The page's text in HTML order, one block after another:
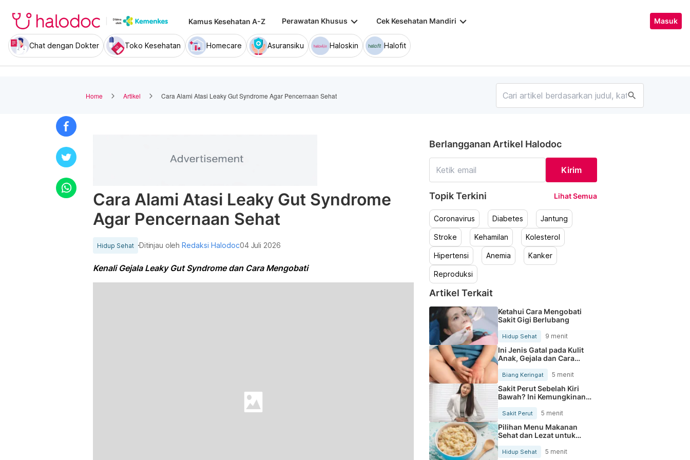
Kamus Kesehatan A-Z Perawatan Khusus keyboard_arrow_down Cek Kesehatan Mandiri keyboard_arrow_down Masuk
Chat dengan Dokter Toko Kesehatan Homecare Asuransiku Haloskin Halofit
Home Artikel Cara Alami Atasi Leaky Gut Syndrome Agar Pencernaan Sehat search
Cara Alami Atasi Leaky Gut Syndrome
Agar Pencernaan Sehat
Hidup Sehat Ditinjau olehRedaksi Halodoc04 Juli 2026
Kenali Gejala Leaky Gut Syndrome dan Cara Mengobati
Berlangganan Artikel Halodoc
Kirim
Topik Terkini Lihat Semua
Coronavirus Diabetes Jantung
Stroke Kehamilan Kolesterol
Hipertensi Anemia Kanker
Reproduksi
Artikel Terkait
Ketahui Cara Mengobati
Sakit Gigi Berlubang
Hidup Sehat 9 menit
Ini Jenis Gatal pada Kulit
Anak, Gejala dan Cara
Mengobatinya
Biang Keringat 5 menit
Sakit Perut Sebelah Kiri
Bawah? Ini Kemungkinan
Sakit Perut 5 menit
Pilihan Menu Makanan
Sehat dan Lezat untuk
Mengurangi Kolesterol
Hidup Sehat 5 menit